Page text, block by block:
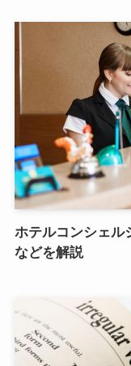
ホテルコンシェル
などを解説